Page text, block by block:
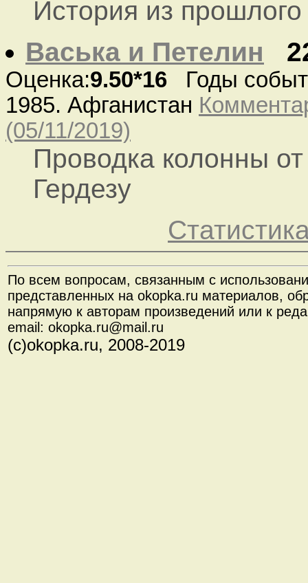
История из прошлого
Васька и Петелин
Оценка:9.50*16 Годы
1985. Афганистан
(05/11/2019)
Проводка колонны
Гердезу
По всем вопросам, связанным с
представленных на okopka.ru материалов,
напрямую к авторам произведений или к
email: okopka.ru@mail.ru
(с)okopka.ru, 2008-2019